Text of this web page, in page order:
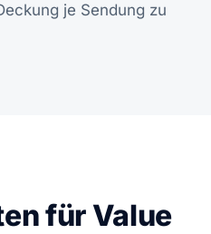
je Sendung zu
für Value